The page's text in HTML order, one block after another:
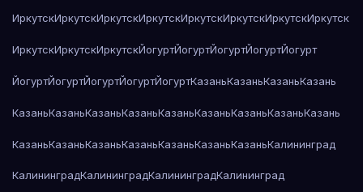
ИркутскИркутскИркутскИркутскИркутскИркутскИркутскИркутск
ИркутскИркутскИркутскЙогуртЙогуртЙогуртЙогуртЙогурт
ЙогуртЙогуртЙогуртЙогуртЙогуртКазаньКазаньКазаньКазань
КазаньКазаньКазаньКазаньКазаньКазаньКазаньКазаньКазань
КазаньКазаньКазаньКазаньКазаньКазаньКазаньКалининград
КалининградКалининградКалининградКалининград